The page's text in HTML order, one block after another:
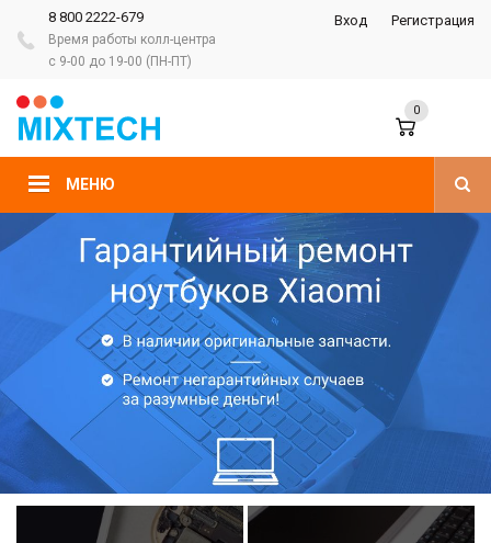
8 800 2222-679
Время работы колл-центра
с 9-00 до 19-00 (ПН-ПТ)
Вход Регистрация
МЕНЮ
0